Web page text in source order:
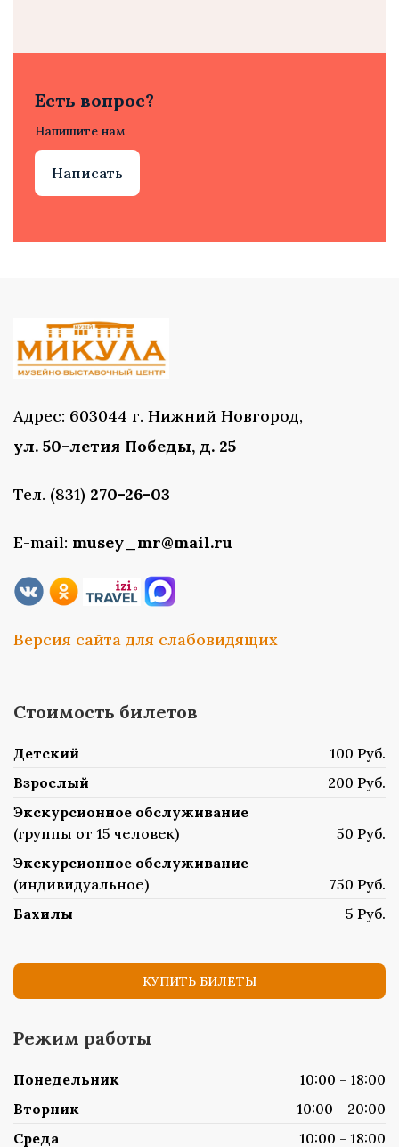
Есть вопрос?
Напишите нам
Написать
Адрес: 603044 г. Нижний Новгород,
ул. 50-летия Победы, д. 25
Тел. (831) 270-26-03
E-mail: musey_mr@mail.ru
Версия сайта для слабовидящих
Стоимость билетов
Детский
100 Руб.
Взрослый
200 Руб.
Экскурсионное обслуживание
(группы от 15 человек)
50 Руб.
Экскурсионное обслуживание
(индивидуальное)
750 Руб.
Бахилы
5 Руб.
КУПИТЬ БИЛЕТЫ
Режим работы
Понедельник
10:00 - 18:00
Вторник
10:00 - 20:00
Среда
10:00 - 18:00